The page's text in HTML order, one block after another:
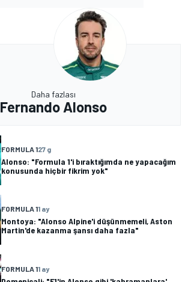
Daha fazlası
Fernando Alonso
FORMULA 127 g
Alonso: "Formula 1'i bıraktığımda ne yapacağım
konusunda hiçbir fikrim yok"
FORMULA 11 ay
Montoya: "Alonso Alpine'i düşünmemeli, Aston
Martin'de kazanma şansı daha fazla"
FORMULA 11 ay